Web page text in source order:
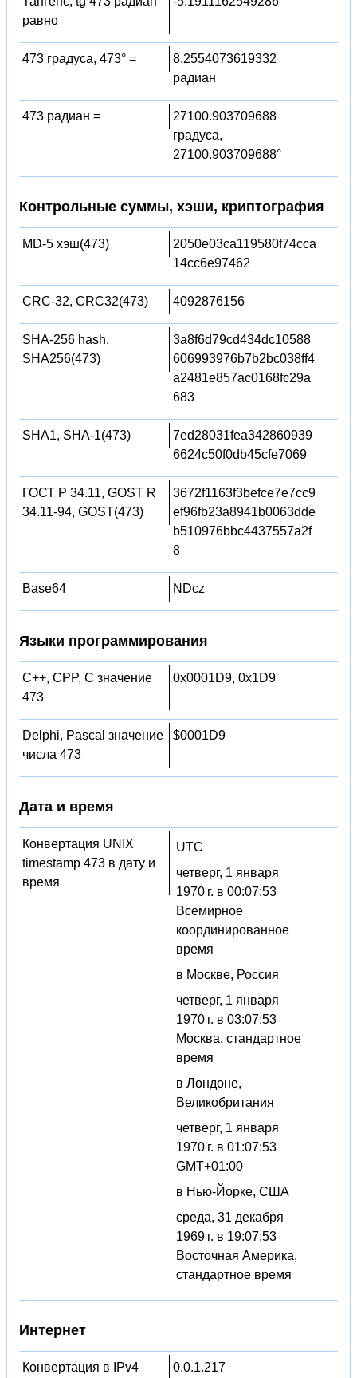
равно
473 градуса, 473° =
8.2554073619332
радиан
473 радиан =
27100.903709688
градуса,
27100.903709688°
Контрольные суммы, хэши, криптография
MD-5 хэш(473)
2050e03ca119580f74cca
14cc6e97462
CRC-32, CRC32(473) 4092876156
SHA-256 hash,
SHA256(473)
3a8f6d79cd434dc10588
606993976b7b2bc038ff4
a2481e857ac0168fc29a
683
SHA1, SHA-1(473)
7ed28031fea342860939
6624c50f0db45cfe7069
ГОСТ Р 34.11, GOST R
34.11-94, GOST(473)
3672f1163f3befce7e7cc9
ef96fb23a8941b0063dde
b510976bbc4437557a2f
8
Base64 NDcz
Языки программирования
C++, CPP, C значение
473
0x0001D9, 0x1D9
Delphi, Pascal значение
числа 473
$0001D9
Дата и время
Конвертация UNIX
timestamp 473 в дату и
время
UTC
четверг, 1 января
1970 г. в 00:07:53
Всемирное
координированное
время
в Москве, Россия
четверг, 1 января
1970 г. в 03:07:53
Москва, стандартное
время
в Лондоне,
Великобритания
четверг, 1 января
1970 г. в 01:07:53
GMT+01:00
в Нью-Йорке, США
среда, 31 декабря
1969 г. в 19:07:53
Восточная Америка,
стандартное время
Интернет
Конвертация в IPv4
0.0.1.217